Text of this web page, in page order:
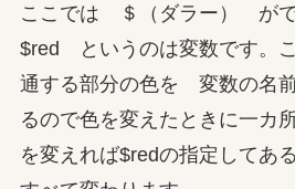
ここでは ＄（ダラー） がで
$red というのは変数です。
通する部分の色を 変数の名
るので色を変えたときに一
を変えれば$redの指定してあ